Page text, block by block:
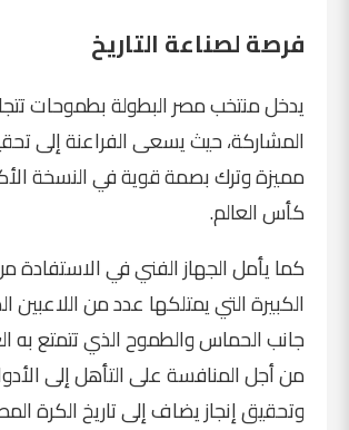
فرصة لصناعة التاريخ
يدخل منتخب مصر البطولة بطموحات
المشاركة، حيث يسعى الفراعنة إلى
مميزة وترك بصمة قوية في النسخة
كأس العالم.
كما يأمل الجهاز الفني في الاستفادة
الكبيرة التي يمتلكها عدد من اللاعبين
جانب الحماس والطموح الذي تتمتع به
من أجل المنافسة على التأهل إلى
وتحقيق إنجاز يضاف إلى تاريخ الكرة